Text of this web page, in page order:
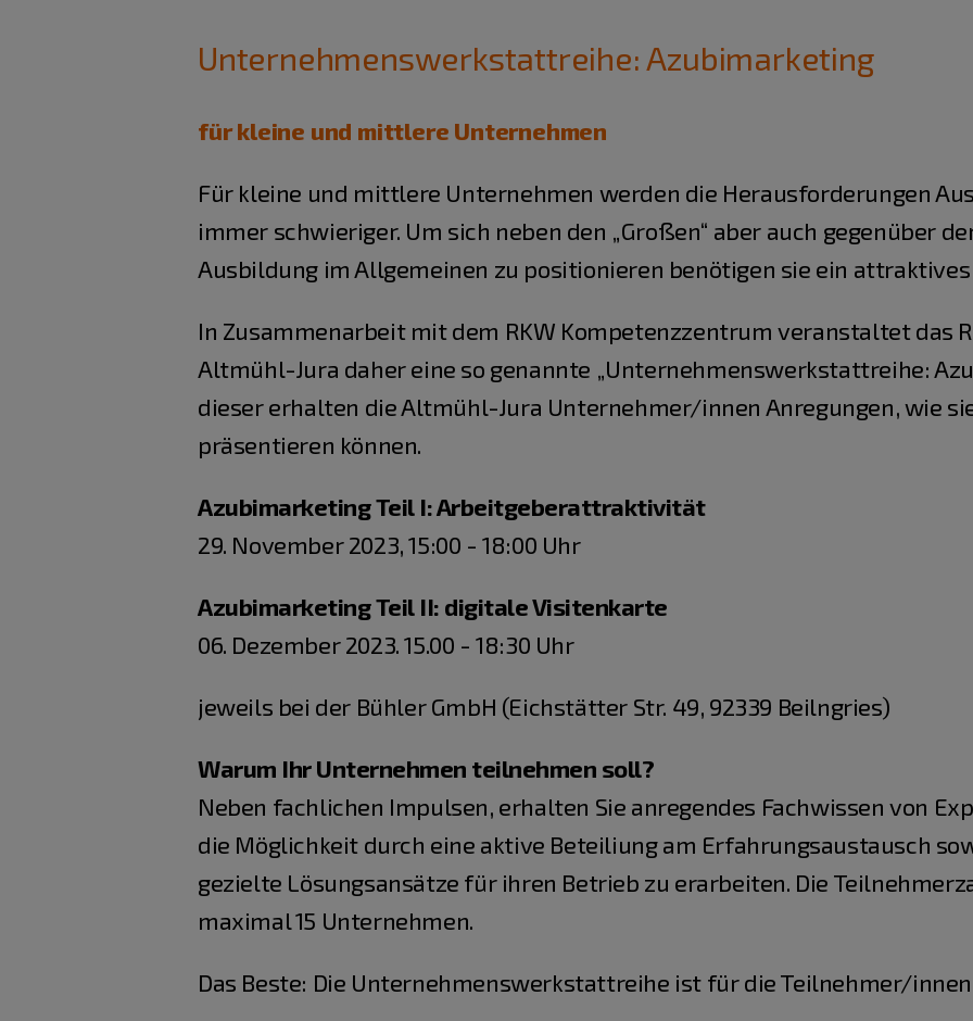
Unternehmenswerkstattreihe: Azubimarketing
für kleine und mittlere Unternehmen
Für kleine und mittlere Unternehmen werden die Herausforderungen
immer schwieriger. Um sich neben den „Großen“ aber auch gegenüber
Ausbildung im Allgemeinen zu positionieren benötigen sie ein
In Zusammenarbeit mit dem RKW Kompetenzzentrum veranstaltet das
Altmühl-Jura daher eine so genannte „Unternehmenswerkstattreihe:
dieser erhalten die Altmühl-Jura Unternehmer/innen Anregungen, wie
präsentieren können.
Azubimarketing Teil I: Arbeitgeberattraktivität
29. November 2023, 15:00 - 18:00 Uhr
Azubimarketing Teil II: digitale Visitenkarte
06. Dezember 2023. 15.00 - 18:30 Uhr
jeweils bei der Bühler GmbH (Eichstätter Str. 49, 92339 Beilngries)
Warum Ihr Unternehmen teilnehmen soll?
Neben fachlichen Impulsen, erhalten Sie anregendes Fachwissen von
die Möglichkeit durch eine aktive Beteiliung am Erfahrungsaustausch
gezielte Lösungsansätze für ihren Betrieb zu erarbeiten. Die
maximal 15 Unternehmen.
Das Beste: Die Unternehmenswerkstattreihe ist für die Teilnehmer/